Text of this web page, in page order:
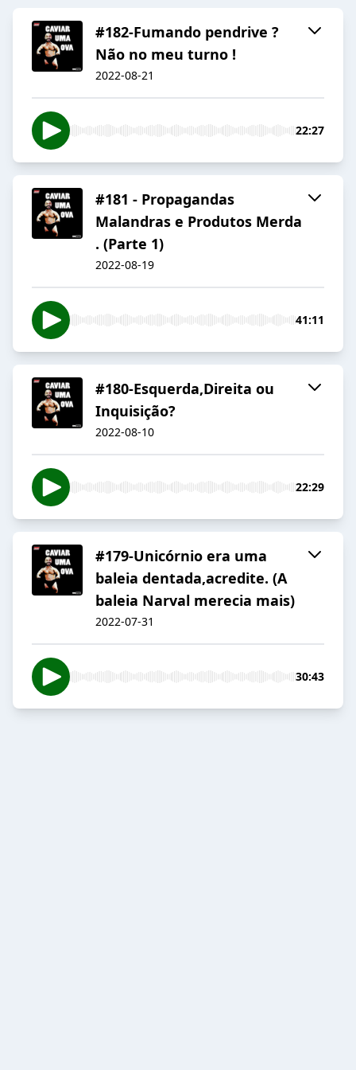
#182-Fumando pendrive ?
Não no meu turno !
2022-08-21
22:27
#181 - Propagandas
Malandras e Produtos Merda
. (Parte 1)
2022-08-19
41:11
#180-Esquerda,Direita ou
Inquisição?
2022-08-10
22:29
#179-Unicórnio era uma
baleia dentada,acredite. (A
baleia Narval merecia mais)
2022-07-31
30:43